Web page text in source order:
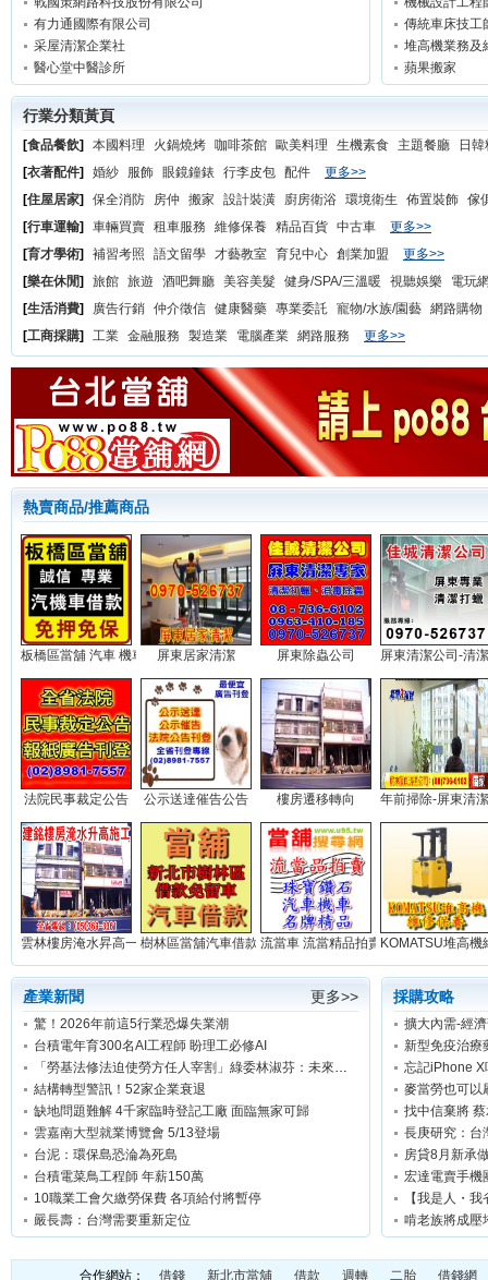
有力通國際有限公司
采屋清潔企業社
醫心堂中醫診所
傳統車床技工
堆高機業務及
蘋果搬家
行業分類黃頁
[食品餐飲] 本國料理 火鍋燒烤 咖啡茶館 歐美料理 生機素食 主題餐廳
日
[衣著配件] 婚紗 服飾 眼鏡鐘錶 行李皮包 配件
更多>>
[住屋居家] 保全消防 房仲 搬家 設計裝潢 廚房衛浴 環境衛生 佈置裝飾 傢
[行車運輸] 車輛買賣 租車服務 維修保養 精品百貨 中古車
更多>>
[育才學術] 補習考照 語文留學 才藝教室 育兒中心 創業加盟
更多>>
[樂在休閒] 旅館 旅遊 酒吧舞廳 美容美髮 健身/SPA/三溫暖 視聽娛樂
電玩
[生活消費] 廣告行銷 仲介徵信 健康醫藥 專業委託 寵物/水族/園藝 網路購物
[工商採購] 工業 金融服務 製造業 電腦產業 網路服務 更多>>
熱賣商品/推薦商品
板橋區當舖 汽車 機車 借款...屏東居家清潔 屏東除蟲公司 屏東清潔公司-清
法院民事裁定公告 公示送達催告公告 樓房遷移轉向 年前掃除-屏東清
雲林樓房淹水昇高一米(實積)...樹林區當舖汽車借款免留車...流當車 流當精品拍賣網站...KOMATSU堆高機
產業新聞 更多>>
驚！2026年前這5行業恐爆失業潮
台積電年育300名AI工程師 盼理工必修AI
「勞基法修法迫使勞方任人宰割」綠委林淑芬：未來勞工只休8小時連續上班12天可能合法
結構轉型警訊！52家企業衰退
缺地問題難解 4千家臨時登記工廠 面臨無家可歸
雲嘉南大型就業博覽會 5/13登場
台泥：環保島恐淪為死島
台積電菜鳥工程師 年薪150萬
10職業工會欠繳勞保費 各項給付將暫停
嚴長壽：台灣需要重新定位
採購攻略
新型免疫治療
忘記iPhone X
麥當勞也可以
找中信棄將
長庚研究：台
房貸8月新承
宏達電賣手機
【我是人・
啃老族將成壓
合作網站： 借錢 新北市當舖 借款 週轉 二胎 借錢網